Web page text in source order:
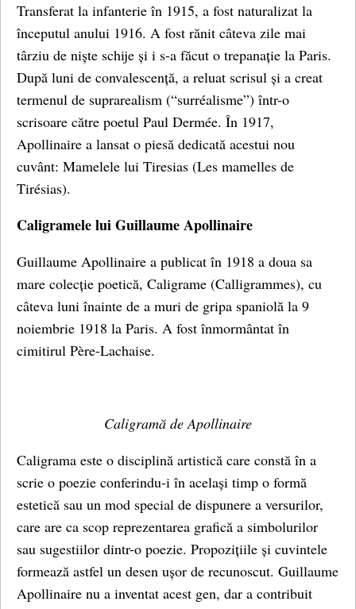
Transferat la infanterie în 1915, a fost naturalizat la
începutul anului 1916. A fost rănit câteva zile mai
târziu de niște schije și i s-a făcut o trepanație la Paris.
După luni de convalescență, a reluat scrisul și a creat
termenul de suprarealism (“surréalisme”) într-o
scrisoare către poetul Paul Dermée. În 1917,
Apollinaire a lansat o piesă dedicată acestui nou
cuvânt: Mamelele lui Tiresias (Les mamelles de
Tirésias).
Caligramele lui Guillaume Apollinaire
Guillaume Apollinaire a publicat în 1918 a doua sa
mare colecție poetică, Caligrame (Calligrammes), cu
câteva luni înainte de a muri de gripa spaniolă la 9
noiembrie 1918 la Paris. A fost înmormântat în
cimitirul Père-Lachaise.
Caligramă de Apollinaire
Caligrama este o disciplină artistică care constă în a
scrie o poezie conferindu-i în același timp o formă
estetică sau un mod special de dispunere a versurilor,
care are ca scop reprezentarea grafică a simbolurilor
sau sugestiilor dintr-o poezie. Propozițiile și cuvintele
formează astfel un desen ușor de recunoscut. Guillaume
Apollinaire nu a inventat acest gen, dar a contribuit